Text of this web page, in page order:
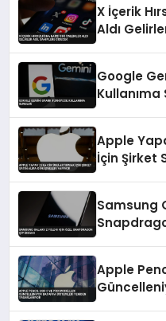
X İçerik
Aldı
Google
Kullanıma
Apple
İçin Şirket
Samsung
Apple